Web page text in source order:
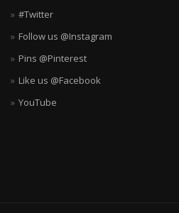
#Twitter
Follow us @Instagram
Pins @Pinterest
Like us @Facebook
YouTube